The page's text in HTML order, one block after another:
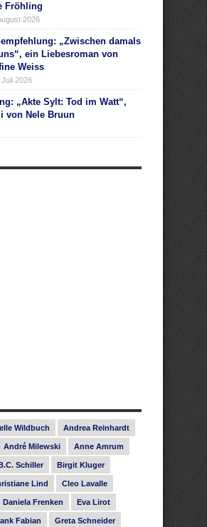
Fröhling
2026
„Zwischen damals
ein Liebesroman von
Weiss
Juli 2026
„Akte Sylt: Tod im Watt“,
von Nele Bruun
Wildbuch Andrea Reinhardt
André Milewski Anne Amrum
Schiller Birgit Kluger
Lind Cleo Lavalle
Daniela Frenken Eva Lirot
Fabian Greta Schneider